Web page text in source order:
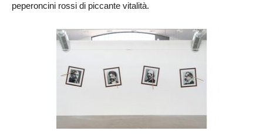
peperoncini rossi di piccante vitalità.